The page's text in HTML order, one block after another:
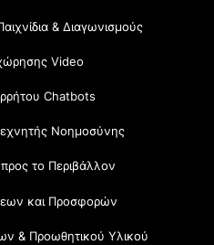
& Διαγωνισμούς
Video
Chatbots
Νοημοσύνης
το Περιβάλλον
και Προσφορών
& Προωθητικού Υλικού